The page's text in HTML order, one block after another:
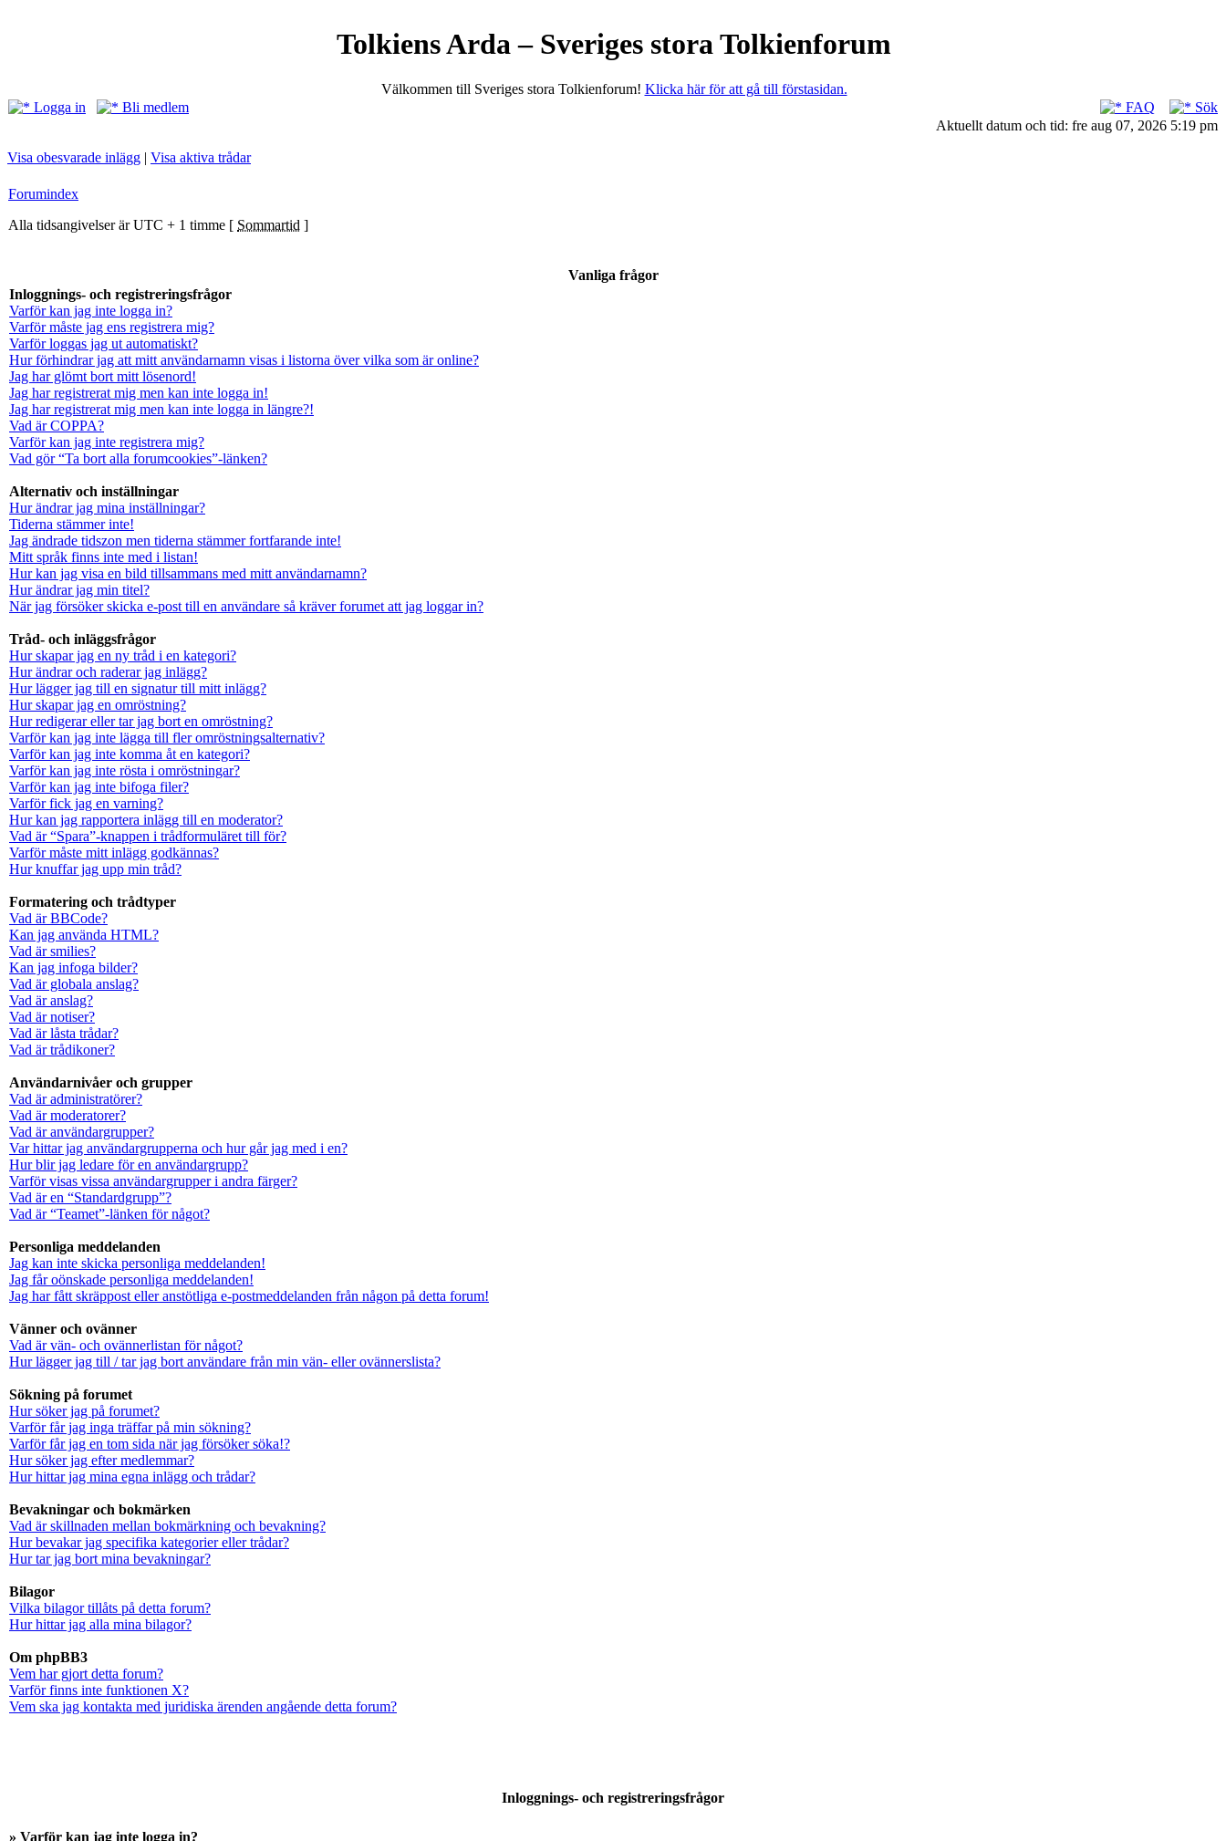
Tolkiens Arda – Sveriges stora Tolkienforum
Välkommen till Sveriges stora Tolkienforum! Klicka här för att gå till förstasidan.
Logga in
Bli medlem FAQ
Sök
Aktuellt datum och tid: fre aug 07, 2026 5:19 pm
Visa obesvarade inlägg | Visa aktiva trådar
Forumindex
Alla tidsangivelser är UTC + 1 timme [ Sommartid ]
Vanliga frågor
Inloggnings- och registreringsfrågor
Varför kan jag inte logga in?
Varför måste jag ens registrera mig?
Varför loggas jag ut automatiskt?
Hur förhindrar jag att mitt användarnamn visas i listorna över vilka som är online?
Jag har glömt bort mitt lösenord!
Jag har registrerat mig men kan inte logga in!
Jag har registrerat mig men kan inte logga in längre?!
Vad är COPPA?
Varför kan jag inte registrera mig?
Vad gör “Ta bort alla forumcookies”-länken?
Alternativ och inställningar
Hur ändrar jag mina inställningar?
Tiderna stämmer inte!
Jag ändrade tidszon men tiderna stämmer fortfarande inte!
Mitt språk finns inte med i listan!
Hur kan jag visa en bild tillsammans med mitt användarnamn?
Hur ändrar jag min titel?
När jag försöker skicka e-post till en användare så kräver forumet att jag loggar in?
Tråd- och inläggsfrågor
Hur skapar jag en ny tråd i en kategori?
Hur ändrar och raderar jag inlägg?
Hur lägger jag till en signatur till mitt inlägg?
Hur skapar jag en omröstning?
Hur redigerar eller tar jag bort en omröstning?
Varför kan jag inte lägga till fler omröstningsalternativ?
Varför kan jag inte komma åt en kategori?
Varför kan jag inte rösta i omröstningar?
Varför kan jag inte bifoga filer?
Varför fick jag en varning?
Hur kan jag rapportera inlägg till en moderator?
Vad är “Spara”-knappen i trådformuläret till för?
Varför måste mitt inlägg godkännas?
Hur knuffar jag upp min tråd?
Formatering och trådtyper
Vad är BBCode?
Kan jag använda HTML?
Vad är smilies?
Kan jag infoga bilder?
Vad är globala anslag?
Vad är anslag?
Vad är notiser?
Vad är låsta trådar?
Vad är trådikoner?
Användarnivåer och grupper
Vad är administratörer?
Vad är moderatorer?
Vad är användargrupper?
Var hittar jag användargrupperna och hur går jag med i en?
Hur blir jag ledare för en användargrupp?
Varför visas vissa användargrupper i andra färger?
Vad är en “Standardgrupp”?
Vad är “Teamet”-länken för något?
Personliga meddelanden
Jag kan inte skicka personliga meddelanden!
Jag får oönskade personliga meddelanden!
Jag har fått skräppost eller anstötliga e-postmeddelanden från någon på detta forum!
Vänner och ovänner
Vad är vän- och ovännerlistan för något?
Hur lägger jag till / tar jag bort användare från min vän- eller ovännerslista?
Sökning på forumet
Hur söker jag på forumet?
Varför får jag inga träffar på min sökning?
Varför får jag en tom sida när jag försöker söka!?
Hur söker jag efter medlemmar?
Hur hittar jag mina egna inlägg och trådar?
Bevakningar och bokmärken
Vad är skillnaden mellan bokmärkning och bevakning?
Hur bevakar jag specifika kategorier eller trådar?
Hur tar jag bort mina bevakningar?
Bilagor
Vilka bilagor tillåts på detta forum?
Hur hittar jag alla mina bilagor?
Om phpBB3
Vem har gjort detta forum?
Varför finns inte funktionen X?
Vem ska jag kontakta med juridiska ärenden angående detta forum?
Inloggnings- och registreringsfrågor
» Varför kan jag inte logga in?